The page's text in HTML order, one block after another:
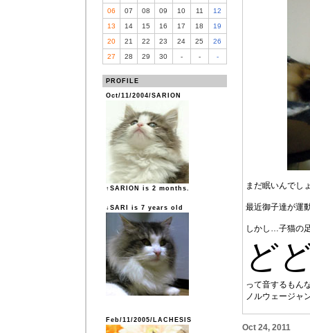
06
07 08 09 10 11
12
13
14 15 16 17 18
19
20
21 22 23 24 25
26
27
28 29 30 - - -
PROFILE
Oct/11/2004/SARION
↑SARION is 2 months.
↓SARI is 7 years old
Feb/11/2005/LACHESIS
まだ眠いんでし
最近御子達が運
しかし…子猫の
ど
って音するもん
ノルウェージャ
Oct 24, 2011